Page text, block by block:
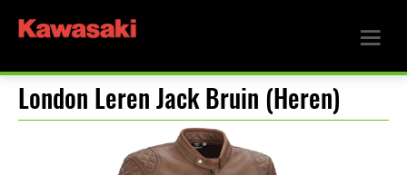
London Leren Jack Bruin (Heren)